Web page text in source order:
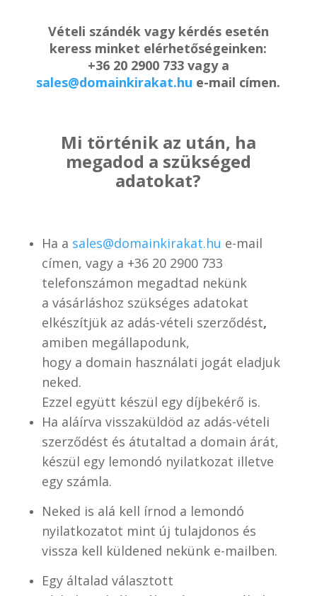
Vételi szándék vagy kérdés esetén
keress minket elérhetőségeinken:
+36 20 2900 733 vagy a
sales@domainkirakat.hu e-mail címen.
Mi történik az után, ha
megadod a szükséged
adatokat?
Ha a sales@domainkirakat.hu e-mail
címen, vagy a +36 20 2900 733
telefonszámon megadtad nekünk
a vásárláshoz szükséges adatokat
elkészítjük az adás-vételi szerződést,
amiben megállapodunk,
hogy a domain használati jogát eladjuk
neked.
Ezzel együtt készül egy díjbekérő is.
Ha aláírva visszaküldöd az adás-vételi
szerződést és átutaltad a domain árát,
készül egy lemondó nyilatkozat illetve
egy számla.
Neked is alá kell írnod a lemondó
nyilatkozatot mint új tulajdonos és
vissza kell küldened nekünk e-mailben.
Egy általad választott